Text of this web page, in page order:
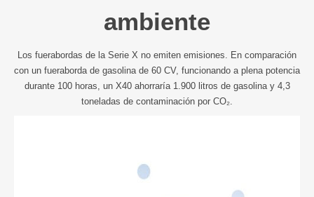
ambiente
Los fuerabordas de la Serie X no emiten emisiones. En comparación
con un fueraborda de gasolina de 60 CV, funcionando a plena potencia
durante 100 horas, un X40 ahorraría 1.900 litros de gasolina y 4,3
toneladas de contaminación por CO₂.